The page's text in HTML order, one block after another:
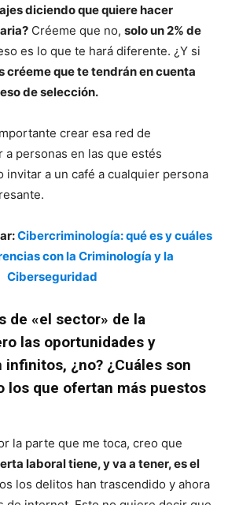
diciendo que quiere hacer
Créeme que no, solo un 2% de
es lo que te hará diferente. ¿Y si
créeme que te tendrán en cuenta
de selección.
crear esa red de
personas en las que estés
invitar a un café a cualquier persona
Cibercriminología: qué es y cuáles
con la Criminología y la
Ciberseguridad
de «el sector» de la
las oportunidades y
¿no? ¿Cuáles son
los que ofertan más puestos
la parte que me toca, creo que
laboral tiene, y va a tener, es el
los delitos han trascendido y ahora